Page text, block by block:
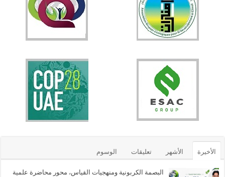
الأخيرة الأشهر تعليقات الوسوم
البصمة الكربونية ومنهجيات القياس، محور محاضرة علمية